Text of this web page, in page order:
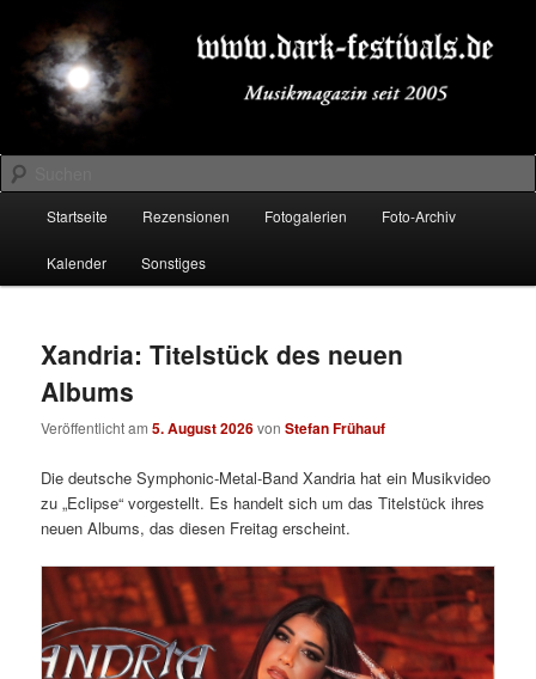
primären
Inhalt
springen
sekundären
Inhalt
springenDARK-FESTIVALS.DE
Suchen
Startseite Rezensionen Fotogalerien Foto-Archiv
Kalender Sonstiges
Xandria: Titelstück des neuen
Albums
Veröffentlicht am5. August 2026vonStefan Frühauf
Die deutsche Symphonic-Metal-Band Xandria hat ein Musikvideo
zu „Eclipse“ vorgestellt. Es handelt sich um das Titelstück ihres
neuen Albums, das diesen Freitag erscheint.